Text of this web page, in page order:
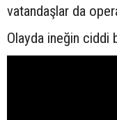
vatandaşlar da
Olayda ineğin ciddi